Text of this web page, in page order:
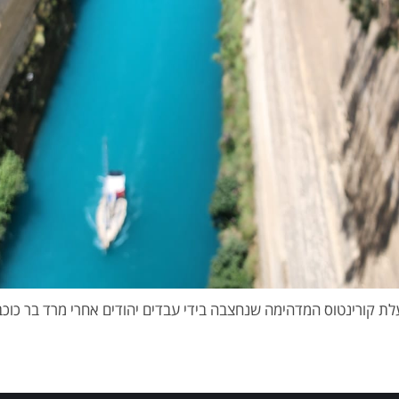
קורינטוס המדהימה שנחצבה בידי עבדים יהודים אחרי מרד בר